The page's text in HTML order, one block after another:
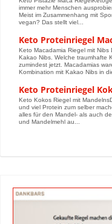
immer mehr Menschen
Meist im Zusammenhang mit
vegan? Das stellt viel...
Keto Proteinriegel
Keto Macadamia Riegel mit Nibs
Kakao Nibs. Welche traumhafte
zumindest jetzt. Macadamias
Kombination mit Kakao Nibs in
Keto Proteinriegel
Keto Kokos Riegel mit
und viel Protein zum selber
alles für den Mandel- als auch
und Mandelmehl au...